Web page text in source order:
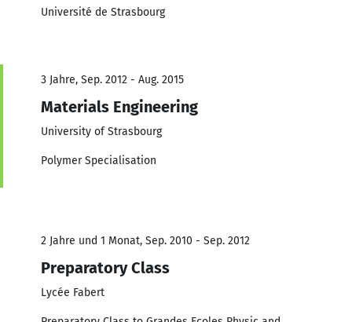
Université de Strasbourg
3 Jahre, Sep. 2012 - Aug. 2015
Materials Engineering
University of Strasbourg
Polymer Specialisation
2 Jahre und 1 Monat, Sep. 2010 - Sep. 2012
Preparatory Class
Lycée Fabert